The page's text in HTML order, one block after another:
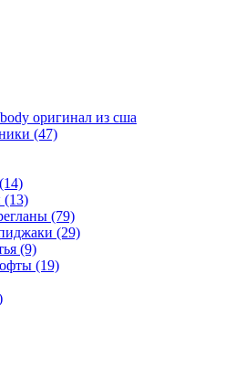
оригинал из сша
(47)
(14)
(13)
(79)
(29)
(9)
(19)